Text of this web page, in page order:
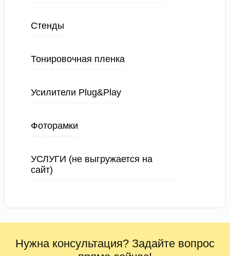
Стенды
Тонировочная пленка
Усилители Plug&Play
Фоторамки
УСЛУГИ (не выгружается на
сайт)
Нужна консультация? Задайте вопрос